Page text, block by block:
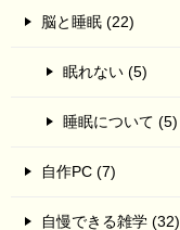
脳と睡眠 (22)
眠れない (5)
睡眠について (5)
自作PC (7)
自慢できる雑学 (32)